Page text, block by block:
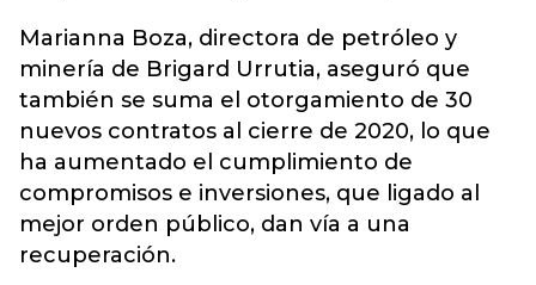
Marianna Boza, directora de petróleo y
minería de Brigard Urrutia, aseguró que
también se suma el otorgamiento de 30
nuevos contratos al cierre de 2020, lo que
ha aumentado el cumplimiento de
compromisos e inversiones, que ligado al
mejor orden público, dan vía a una
recuperación.